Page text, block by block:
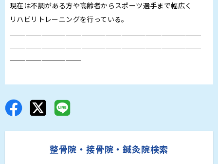
現在は不調がある方や高齢者からスポーツ選手まで幅広く
リハビリトレーニングを行っている。
整骨院・接骨院・鍼灸院検索